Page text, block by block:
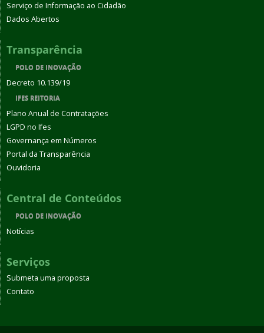
Serviço de Informação ao Cidadão
Dados Abertos
Transparência
POLO DE INOVAÇÃO
Decreto 10.139/19
IFES REITORIA
Plano Anual de Contratações
LGPD no Ifes
Governança em Números
Portal da Transparência
Ouvidoria
Central de Conteúdos
POLO DE INOVAÇÃO
Notícias
Serviços
Submeta uma proposta
Contato